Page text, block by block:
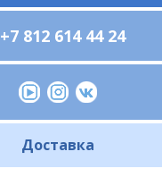
+7 812 614 44 24
Доставка